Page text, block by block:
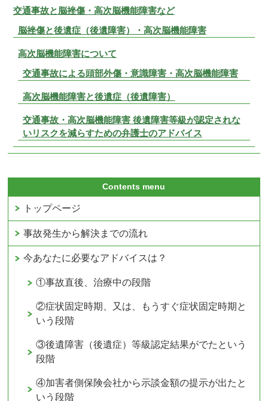
交通事故と脳挫傷・高次脳機能障害など
脳挫傷と後遺症（後遺障害）・高次脳機能障害
高次脳機能障害について
交通事故による頭部外傷・意識障害・高次脳機能障害
高次脳機能障害と後遺症（後遺障害）
交通事故・高次脳機能障害 後遺障害等級が認定されな
いリスクを減らすための弁護士のアドバイス
Contents menu
トップページ
事故発生から解決までの流れ
今あなたに必要なアドバイスは？
①事故直後、治療中の段階
②症状固定時期、又は、もうすぐ症状固定時期と
いう段階
③後遺障害（後遺症）等級認定結果がでたという
段階
④加害者側保険会社から示談金額の提示が出たと
いう段階